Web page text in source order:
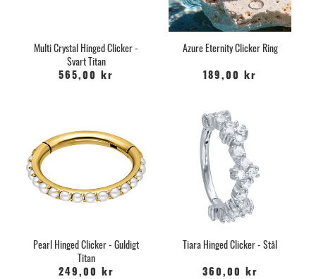
Multi Crystal Hinged Clicker -
Svart Titan
565,00 kr
Azure Eternity Clicker Ring
189,00 kr
Pearl Hinged Clicker - Guldigt
Titan
249,00 kr
Tiara Hinged Clicker - Stål
360,00 kr